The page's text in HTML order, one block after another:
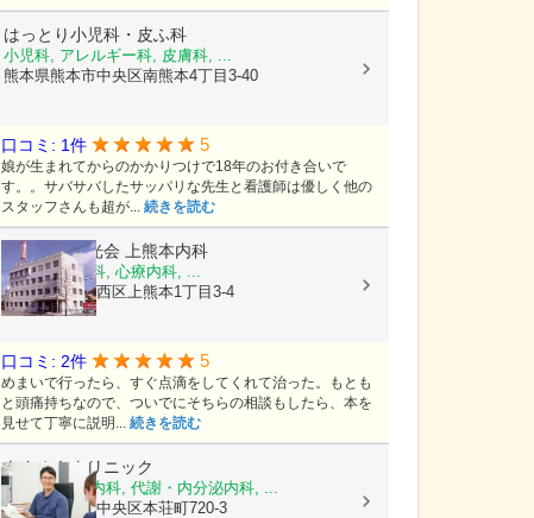
はっとり小児科・皮ふ科
小児科, アレルギー科, 皮膚科, ...
熊本県熊本市中央区南熊本4丁目3-40
口コミ: 1件 5
娘が生まれてからのかかりつけで18年のお付き合いで
す。。サバサバしたサッパリな先生と看護師は優しく他の
スタッフさんも超が... 続きを読む
医療法人陽光会 上熊本内科
内科, 神経内科, 心療内科, ...
熊本県熊本市西区上熊本1丁目3-4
口コミ: 2件 5
めまいで行ったら、すぐ点滴をしてくれて治った。もとも
と頭痛持ちなので、ついでにそちらの相談もしたら、本を
見せて丁寧に説明... 続きを読む
きさぬきクリニック
糖尿病内科, 内科, 代謝・内分泌内科, ...
熊本県熊本市中央区本荘町720-3